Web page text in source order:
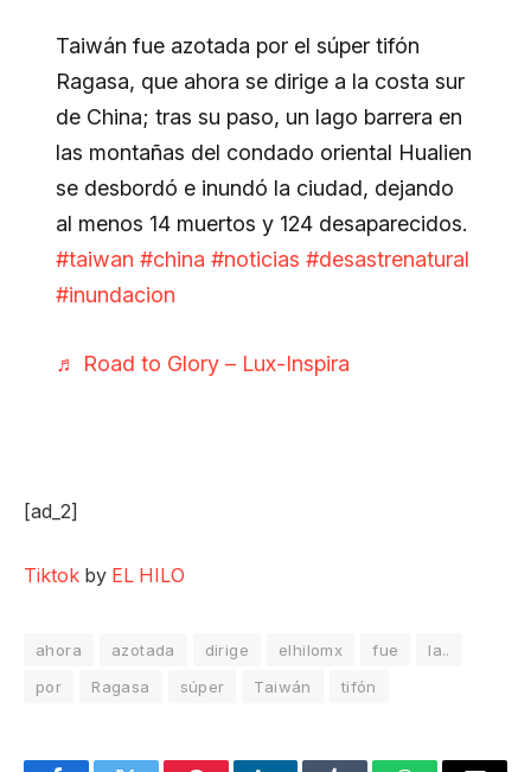
Taiwán fue azotada por el súper tifón
Ragasa, que ahora se dirige a la costa sur
de China; tras su paso, un lago barrera en
las montañas del condado oriental Hualien
se desbordó e inundó la ciudad, dejando
al menos 14 muertos y 124 desaparecidos.
#taiwan #china #noticias #desastrenatural
#inundacion
♬ Road to Glory – Lux-Inspira
[ad_2]
Tiktok by EL HILO
ahora azotada dirige elhilomx fue
la..
por
Ragasa súper Taiwán tifón